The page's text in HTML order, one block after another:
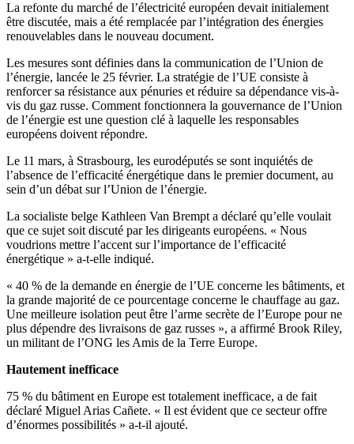
La refonte du marché de l’électricité européen devait initialement
être discutée, mais a été remplacée par l’intégration des énergies
renouvelables dans le nouveau document.
Les mesures sont définies dans la communication de l’Union de
l’énergie, lancée le 25 février. La stratégie de l’UE consiste à
renforcer sa résistance aux pénuries et réduire sa dépendance vis-à-
vis du gaz russe. Comment fonctionnera la gouvernance de l’Union
de l’énergie est une question clé à laquelle les responsables
européens doivent répondre.
Le 11 mars, à Strasbourg, les eurodéputés se sont inquiétés de
l’absence de l’efficacité énergétique dans le premier document, au
sein d’un débat sur l’Union de l’énergie.
La socialiste belge Kathleen Van Brempt a déclaré qu’elle voulait
que ce sujet soit discuté par les dirigeants européens. « Nous
voudrions mettre l’accent sur l’importance de l’efficacité
énergétique » a-t-elle indiqué.
« 40 % de la demande en énergie de l’UE concerne les bâtiments, et
la grande majorité de ce pourcentage concerne le chauffage au gaz.
Une meilleure isolation peut être l’arme secrète de l’Europe pour ne
plus dépendre des livraisons de gaz russes », a affirmé Brook Riley,
un militant de l’ONG les Amis de la Terre Europe.
Hautement inefficace
75 % du bâtiment en Europe est totalement inefficace, a de fait
déclaré Miguel Arias Cañete. « Il est évident que ce secteur offre
d’énormes possibilités » a-t-il ajouté.